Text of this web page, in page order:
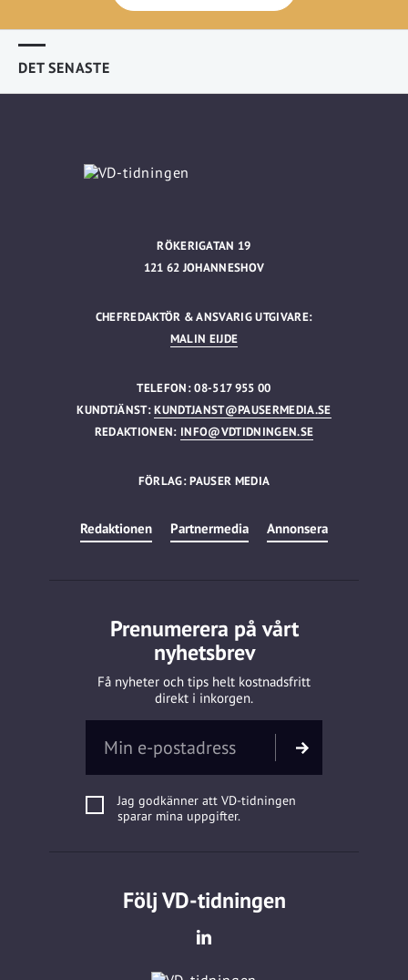
DET SENASTE
RÖKERIGATAN 19
121 62 JOHANNESHOV
CHEFREDAKTÖR & ANSVARIG UTGIVARE:
MALIN EIJDE
TELEFON: 08-517 955 00
KUNDTJÄNST:KUNDTJANST@PAUSERMEDIA.SE
REDAKTIONEN: INFO@VDTIDNINGEN.SE
FÖRLAG: PAUSER MEDIA
Redaktionen Partnermedia Annonsera
Prenumerera på vårt
nyhetsbrev
Få nyheter och tips helt kostnadsfritt
direkt i inkorgen.
Jag godkänner att VD-tidningen
sparar mina uppgifter.
Följ VD-tidningen